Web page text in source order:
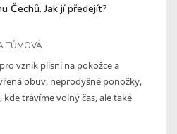
Čechů. Jak jí předejít?
TŮMOVÁ
vznik plísní na pokožce a
obuv, neprodyšné ponožky,
trávíme volný čas, ale také